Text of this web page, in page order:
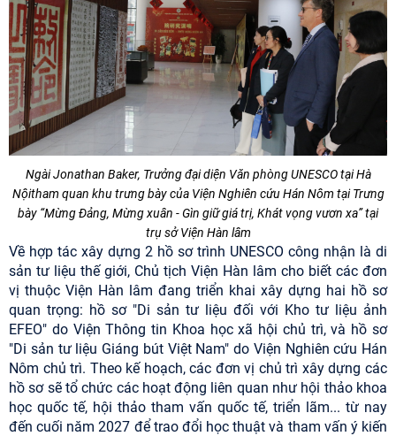
Ngài Jonathan Baker, Trưởng đại diện Văn phòng UNESCO tại Hà
Nộitham quan khu trưng bày của Viện Nghiên cứu Hán Nôm tại Trưng
bày “Mừng Đảng, Mừng xuân - Gìn giữ giá trị, Khát vọng vươn xa” tại
trụ sở Viện Hàn lâm
Về hợp tác xây dựng 2 hồ sơ trình UNESCO công nhận là di
sản tư liệu thế giới, Chủ tịch Viện Hàn lâm cho biết các đơn
vị thuộc Viện Hàn lâm đang triển khai xây dựng hai hồ sơ
quan trọng: hồ sơ "Di sản tư liệu đối với Kho tư liệu ảnh
EFEO" do Viện Thông tin Khoa học xã hội chủ trì, và hồ sơ
"Di sản tư liệu Giáng bút Việt Nam" do Viện Nghiên cứu Hán
Nôm chủ trì. Theo kế hoạch, các đơn vị chủ trì xây dựng các
hồ sơ sẽ tổ chức các hoạt động liên quan như hội thảo khoa
học quốc tế, hội thảo tham vấn quốc tế, triển lãm... từ nay
đến cuối năm 2027 để trao đổi học thuật và tham vấn ý kiến